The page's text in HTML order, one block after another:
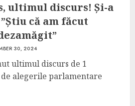
ultimul discurs! Și-a
că am făcut
30, 2024
ultimul discurs de 1
alegerile parlamentare